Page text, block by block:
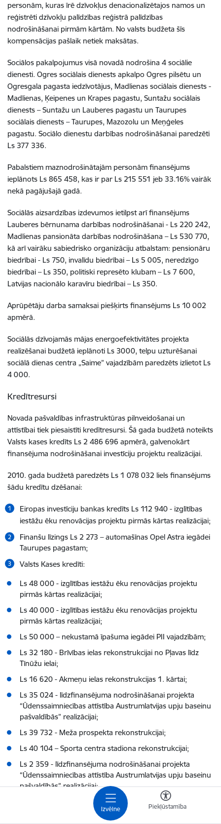
Izvēlne Piekļūstamība
personām, kuras īrē dzīvokļus denacionalizētajos namos un
reģistrēti dzīvokļu palīdzības reģistrā palīdzības
nodrošināšanai pirmām kārtām. No valsts budžeta šīs
kompensācijas pašlaik netiek maksātas.
Sociālos pakalpojumus visā novadā nodrošina 4 sociālie
dienesti. Ogres sociālais dienests apkalpo Ogres pilsētu un
Ogresgala pagasta iedzīvotājus, Madlienas sociālais dienests -
Madlienas, Ķeipenes un Krapes pagastu, Suntažu sociālais
dienests – Suntažu un Lauberes pagastu un Taurupes
sociālais dienests – Taurupes, Mazozolu un Meņģeles
pagastu. Sociālo dienestu darbības nodrošināšanai paredzēti
Ls 377 336.
Pabalstiem maznodrošinātajām personām finansējums
ieplānots Ls 865 458, kas ir par Ls 215 551 jeb 33.16% vairāk
nekā pagājušajā gadā.
Sociālās aizsardzības izdevumos ietilpst arī finansējums
Lauberes bērnunama darbības nodrošināšanai - Ls 220 242,
Madlienas pansionāta darbības nodrošināšana – Ls 530 770,
kā arī vairāku sabiedrisko organizāciju atbalstam: pensionāru
biedrībai - Ls 750, invalīdu biedrībai – Ls 5 005, neredzīgo
biedrībai – Ls 350, politiski represēto klubam – Ls 7 600,
Latvijas nacionālo karavīru biedrībai – Ls 350.
Aprūpētāju darba samaksai piešķirts finansējums Ls 10 002
apmērā.
Sociālās dzīvojamās mājas energoefektivitātes projekta
realizēšanai budžetā ieplānoti Ls 3000, telpu uzturēšanai
sociālā dienas centra „Saime” vajadzībām paredzēts izlietot Ls
4 000.
Kredītresursi
Novada pašvaldības infrastruktūras pilnveidošanai un
attīstībai tiek piesaistīti kredītresursi. Šā gada budžetā noteikts
Valsts kases kredīts Ls 2 486 696 apmērā, galvenokārt
finansējuma nodrošināšanai investīciju projektu realizācijai.
2010. gada budžetā paredzēts Ls 1 078 032 liels finansējums
šādu kredītu dzēšanai:
Eiropas investīciju bankas kredīts Ls 112 940 - izglītības
iestāžu ēku renovācijas projektu pirmās kārtas realizācijai;
Finanšu līzings Ls 2 273 – automašīnas Opel Astra iegādei
Taurupes pagastam;
Valsts Kases kredīti:
Ls 48 000 - izglītības iestāžu ēku renovācijas projektu
pirmās kārtas realizācijai;
Ls 40 000 - izglītības iestāžu ēku renovācijas projektu
pirmās kārtas realizācijai;
Ls 50 000 – nekustamā īpašuma iegādei PII vajadzībām;
Ls 32 180 - Brīvības ielas rekonstrukcijai no Pļavas līdz
Tīnūžu ielai;
Ls 16 620 - Akmeņu ielas rekonstrukcijas 1. kārtai;
Ls 35 024 - līdzfinansējuma nodrošināšanai projekta
“Ūdenssaimniecības attīstība Austrumlatvijas upju baseinu
pašvaldībās” realizācijai;
Ls 39 732 - Meža prospekta rekonstrukcijai;
Ls 40 104 – Sporta centra stadiona rekonstrukcijai;
Ls 2 359 - līdzfinansējuma nodrošināšanai projekta
“Ūdenssaimniecības attīstība Austrumlatvijas upju baseinu
pašvaldībās” realizācijai;
Ls 105 676 - līdzfinansējuma nodrošināšanai projekta
“Ūdenssaimniecības attīstība Austrumlatvijas upju baseinu